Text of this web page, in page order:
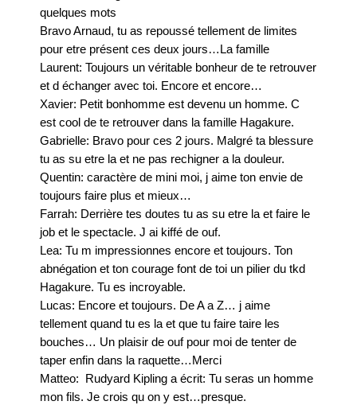
quelques mots
⁩Bravo Arnaud, tu as repoussé tellement de limites
pour etre présent ces deux jours…La famille
⁨Laurent⁩: Toujours un véritable bonheur de te retrouver
et d échanger avec toi. Encore et encore…
Xavier: Petit bonhomme est devenu un homme. C
est cool de te retrouver dans la famille Hagakure.
⁨Gabrielle:⁩ Bravo pour ces 2 jours. Malgré ta blessure
tu as su etre la et ne pas rechigner a la douleur.
Quentin:⁩ caractère de mini moi, j aime ton envie de
toujours faire plus et mieux…
Farrah:⁩ Derrière tes doutes tu as su etre la et faire le
job et le spectacle. J ai kiffé de ouf.
Lea: Tu m impressionnes encore et toujours. Ton
abnégation et ton courage font de toi un pilier du tkd
Hagakure. Tu es incroyable.
Lucas:⁩ Encore et toujours. De A a Z… j aime
tellement quand tu es la et que tu faire taire les
bouches… Un plaisir de ouf pour moi de tenter de
taper enfin dans la raquette…Merci
Matteo: ⁩ Rudyard Kipling a écrit: Tu seras un homme
mon fils. Je crois qu on y est…presque.